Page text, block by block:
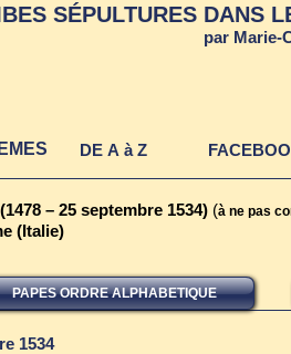
PAPES ORDRE ALPHABETIQUE
(1478 – 25 septembre 1534) (à ne pas
(Italie)
1534
SÉPULTURES DANS
par Marie-
DE A à Z